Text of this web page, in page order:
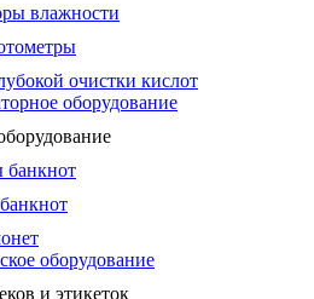
влажности
очистки кислот
оборудование
банкнот
оборудование
и этикеток